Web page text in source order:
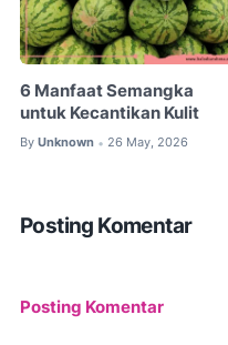
6 Manfaat Semangka
untuk Kecantikan Kulit
By Unknown • 26 May, 2026
Posting Komentar
Posting Komentar